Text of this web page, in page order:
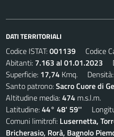
DATI TERRITORIALI
Codice ISTAT:001139 Codice
Abitanti: 7.163 al 01.01.2023
Superficie: 17,74 Kmq. Densità:
Santo patrono:Sacro Cuore di
Altitudine media:474 m.s.l.m.
Latitudine:44° 48' 59''
Comuni limitrofi: Lusernetta,
Bricherasio, Rorà, Bagnolo